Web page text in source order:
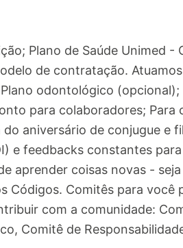
Plano de Saúde Unimed -
de contratação.
odontológico
para colaboradores; Para
aniversário de conjugue e
e feedbacks constantes
aprender coisas novas -
Códigos. Comitês para
com a comunidade:
Comitê de